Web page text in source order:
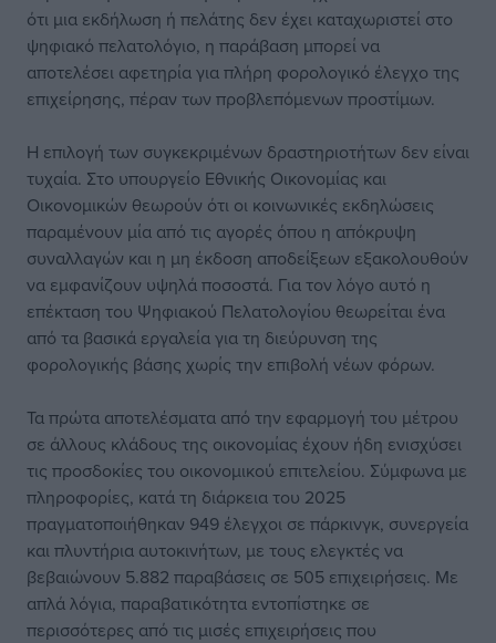
ότι μια εκδήλωση ή πελάτης δεν έχει καταχωριστεί στο
ψηφιακό πελατολόγιο, η παράβαση μπορεί να
αποτελέσει αφετηρία για πλήρη φορολογικό έλεγχο της
επιχείρησης, πέραν των προβλεπόμενων προστίμων.
Η επιλογή των συγκεκριμένων δραστηριοτήτων δεν είναι
τυχαία. Στο υπουργείο Εθνικής Οικονομίας και
Οικονομικών θεωρούν ότι οι κοινωνικές εκδηλώσεις
παραμένουν μία από τις αγορές όπου η απόκρυψη
συναλλαγών και η μη έκδοση αποδείξεων εξακολουθούν
να εμφανίζουν υψηλά ποσοστά. Για τον λόγο αυτό η
επέκταση του Ψηφιακού Πελατολογίου θεωρείται ένα
από τα βασικά εργαλεία για τη διεύρυνση της
φορολογικής βάσης χωρίς την επιβολή νέων φόρων.
Τα πρώτα αποτελέσματα από την εφαρμογή του μέτρου
σε άλλους κλάδους της οικονομίας έχουν ήδη ενισχύσει
τις προσδοκίες του οικονομικού επιτελείου. Σύμφωνα με
πληροφορίες, κατά τη διάρκεια του 2025
πραγματοποιήθηκαν 949 έλεγχοι σε πάρκινγκ, συνεργεία
και πλυντήρια αυτοκινήτων, με τους ελεγκτές να
βεβαιώνουν 5.882 παραβάσεις σε 505 επιχειρήσεις. Με
απλά λόγια, παραβατικότητα εντοπίστηκε σε
περισσότερες από τις μισές επιχειρήσεις που